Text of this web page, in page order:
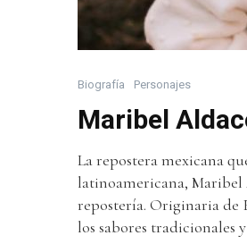
Biografía Personajes
Maribel
La repostera mexicana
latinoamericana, Maribel
repostería. Originaria de
los sabores tradicionales